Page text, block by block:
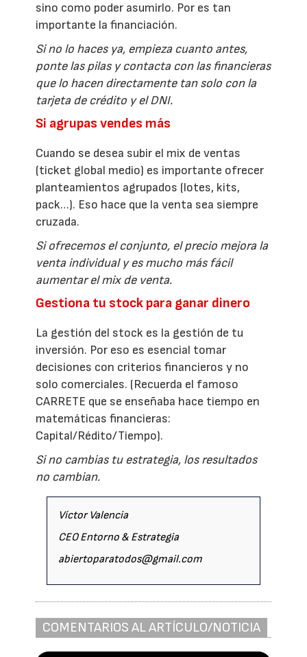
sino como poder asumirlo. Por es tan
importante la financiación.
Si no lo haces ya, empieza cuanto antes,
ponte las pilas y contacta con las financieras
que lo hacen directamente tan solo con la
tarjeta de crédito y el DNI.
Si agrupas vendes más
Cuando se desea subir el mix de ventas
(ticket global medio) es importante ofrecer
planteamientos agrupados (lotes, kits,
pack…). Eso hace que la venta sea siempre
cruzada.
Si ofrecemos el conjunto, el precio mejora la
venta individual y es mucho más fácil
aumentar el mix de venta.
Gestiona tu stock para ganar dinero
La gestión del stock es la gestión de tu
inversión. Por eso es esencial tomar
decisiones con criterios financieros y no
solo comerciales. (Recuerda el famoso
CARRETE que se enseñaba hace tiempo en
matemáticas financieras:
Capital/Rédito/Tiempo).
Si no cambias tu estrategia, los resultados
no cambian.
Víctor Valencia
CEO Entorno & Estrategia
abiertoparatodos@gmail.com
COMENTARIOS AL ARTÍCULO/NOTICIA